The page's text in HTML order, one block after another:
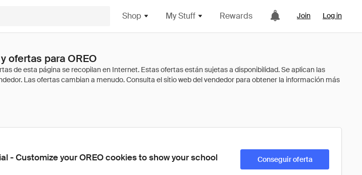
Shop My Stuff Rewards Join Log in
ofertas para OREO
- Customize your OREO cookies to show your school
Conseguir oferta